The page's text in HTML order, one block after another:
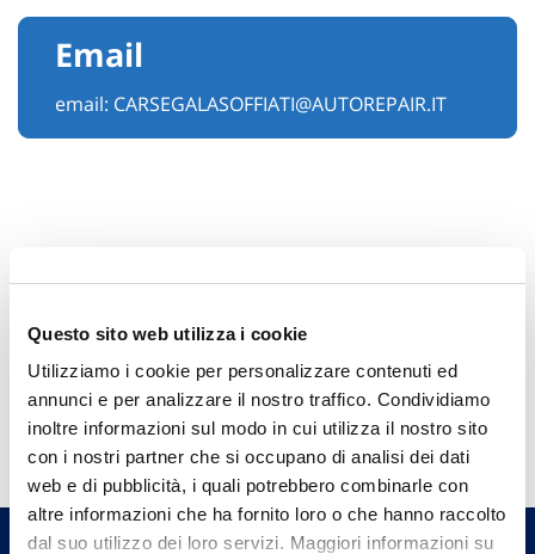
Questo sito web utilizza i cookie
Utilizziamo i cookie per personalizzare contenuti ed
annunci e per analizzare il nostro traffico. Condividiamo
inoltre informazioni sul modo in cui utilizza il nostro sito
con i nostri partner che si occupano di analisi dei dati
web e di pubblicità, i quali potrebbero combinarle con
altre informazioni che ha fornito loro o che hanno raccolto
dal suo utilizzo dei loro servizi. Maggiori informazioni su
Email
email: CARSEGALASOFFIATI@AUTOREPAIR.IT
Hai bisogno di
informazioni?
Trova l'Agenzia più vicina a te e parla con
un nostro Agente.